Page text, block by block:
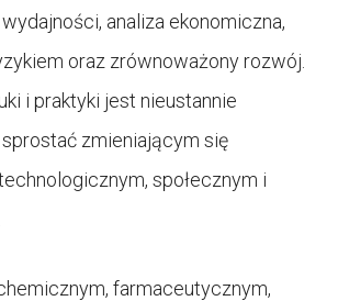
analiza ekonomiczna,
oraz zrównoważony rozwój.
i praktyki jest nieustannie
zmieniającym się
społecznym i
farmaceutycznym,